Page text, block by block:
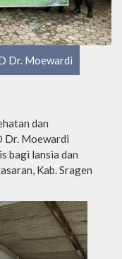
Dr. Moewardi
dan
Dr. Moewardi
bagi lansia dan
Kab. Sragen